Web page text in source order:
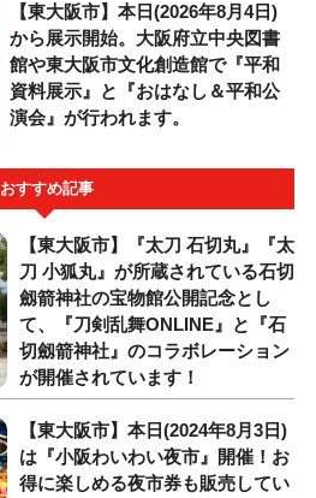
【東大阪市】本日(2026年8月4日)
から展示開始。大阪府立中央図書
館や東大阪市文化創造館で『平和
資料展示』と『おはなし＆平和公
演会』が行われます。
おすすめ記事
【東大阪市】『太刀 石切丸』『太
刀 小狐丸』が所蔵されている石切
劔箭神社の宝物館公開記念とし
て、『刀剣乱舞ONLINE』と『石
切劔箭神社』のコラボレーション
が開催されています！
【東大阪市】本日(2024年8月3日)
は『小阪わいわい夜市』開催！お
得に楽しめる夜市券も販売してい